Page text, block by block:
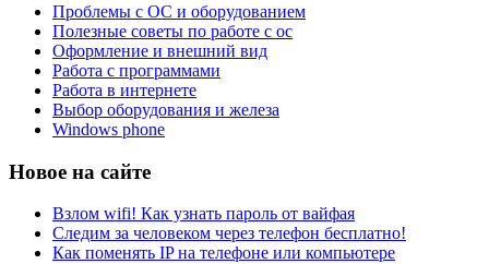
Проблемы с ОС и оборудованием
Полезные советы по работе с ос
Оформление и внешний вид
Работа с программами
Работа в интернете
Выбор оборудования и железа
Windows phone
Новое на сайте
Взлом wifi! Как узнать пароль от вайфая
Следим за человеком через телефон бесплатно!
Как поменять IP на телефоне или компьютере